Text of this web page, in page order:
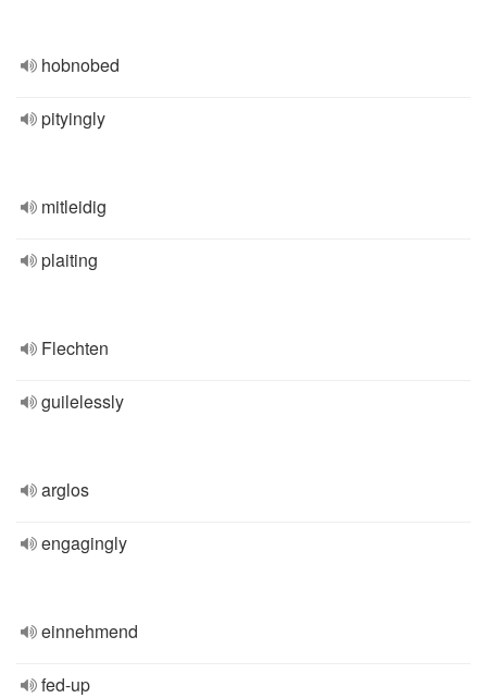
hobnobed
pityingly
mitleidig
plaiting
Flechten
guilelessly
arglos
engagingly
einnehmend
fed-up